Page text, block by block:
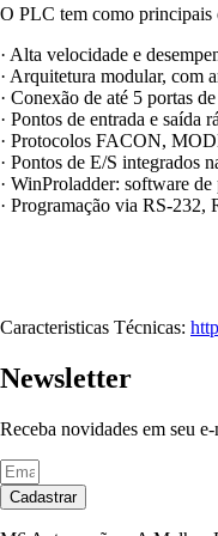
O PLC tem como principais
· Alta velocidade e
· Arquitetura modular, com
· Conexão de até 5 portas
· Pontos de entrada e saída
· Protocolos FACON,
· Pontos de E/S integrados
· WinProladder: software
· Programação via RS-232,
Caracteristicas Técnicas:
Newsletter
Receba novidades em seu
Cadastrar